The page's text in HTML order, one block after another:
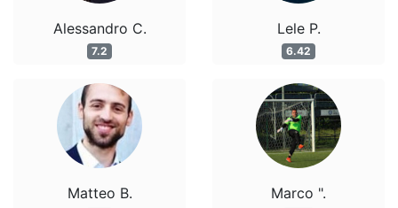
Alessandro C.
7.2
Matteo B.
Lele P.
6.42
Marco ".